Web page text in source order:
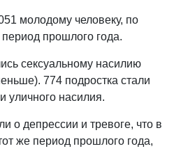
молодому человеку, по
прошлого года.
сексуальному насилию
774 подростка стали
уличного насилия.
о депрессии и тревоге, что в
же период прошлого года,